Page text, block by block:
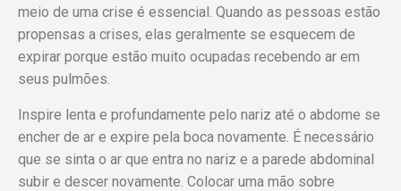
meio de uma crise é essencial. Quando as pessoas estão
propensas a crises, elas geralmente se esquecem de
expirar porque estão muito ocupadas recebendo ar em
seus pulmões.
Inspire lenta e profundamente pelo nariz até o abdome se
encher de ar e expire pela boca novamente. É necessário
que se sinta o ar que entra no nariz e a parede abdominal
subir e descer novamente. Colocar uma mão sobre